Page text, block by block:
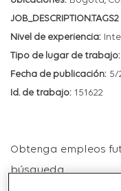
5/
151622
Obtenga empleos
búsqueda